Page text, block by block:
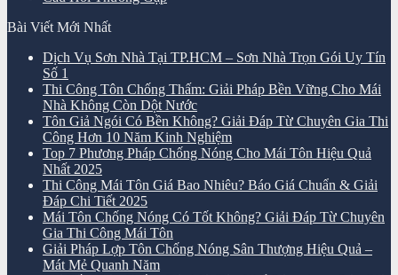
Bài Viết Mới Nhất
Dịch Vụ Sơn Nhà Tại TP.HCM – Sơn Nhà Trọn Gói Uy Tín
Số 1
Thi Công Tôn Chống Thấm: Giải Pháp Bền Vững Cho Mái
Nhà Không Còn Dột Nước
Tôn Giả Ngói Có Bền Không? Giải Đáp Từ Chuyên Gia Thi
Công Hơn 10 Năm Kinh Nghiệm
Top 7 Phương Pháp Chống Nóng Cho Mái Tôn Hiệu Quả
Nhất 2025
Thi Công Mái Tôn Giá Bao Nhiêu? Báo Giá Chuẩn & Giải
Đáp Chi Tiết 2025
Mái Tôn Chống Nóng Có Tốt Không? Giải Đáp Từ Chuyên
Gia Thi Công Mái Tôn
Giải Pháp Lợp Tôn Chống Nóng Sân Thượng Hiệu Quả –
Mát Mẻ Quanh Năm